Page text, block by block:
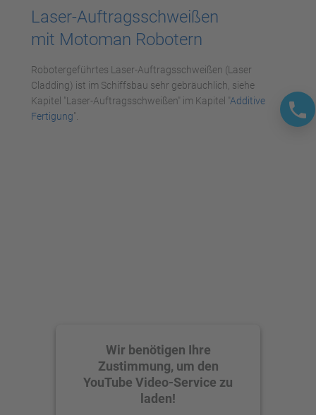
Akzeptieren
Management Platform
Laser-Auftragsschweißen
mit Motoman Robotern
Robotergeführtes Laser-Auftragsschweißen (Laser
Cladding) ist im Schiffsbau sehr gebräuchlich, siehe
Kapitel "Laser-Auftragsschweißen" im Kapitel "Additive
Fertigung".
Wir benötigen Ihre
Zustimmung, um den
YouTube Video-Service zu
laden!